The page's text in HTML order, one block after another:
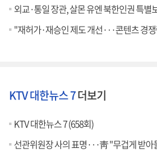
외교·통일 장관, 살몬 유엔 북한인권 특별
"재허가·재승인 제도 개선···콘텐츠 경
KTV 대한뉴스 7더보기
KTV 대한뉴스 7 (658회)
선관위원장 사의 표명···靑 "무겁게 받